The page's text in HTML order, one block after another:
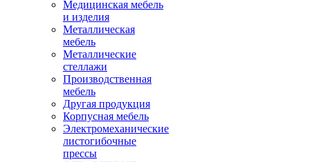
Медицинская мебель
и изделия
Металлическая
мебель
Металлические
стеллажи
Производственная
мебель
Другая продукция
Корпусная мебель
Электромеханические
листогибочные
прессы